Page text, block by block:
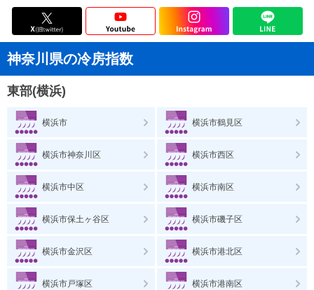
神奈川県の冷房指数
東部(横浜)
横浜市 横浜市鶴見区
横浜市神奈川区 横浜市西区
横浜市中区 横浜市南区
横浜市保土ヶ谷区 横浜市磯子区
横浜市金沢区 横浜市港北区
横浜市戸塚区 横浜市港南区